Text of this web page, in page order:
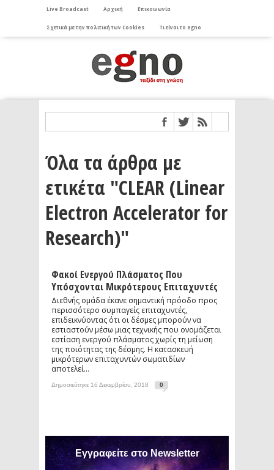
Live Broadcast Αρχική Επικοινωνία
Σχετικά με την πολιτική των Cookies Τι είναι το egno
Όλα τα άρθρα με
ετικέτα "CLEAR (Linear
Electron Accelerator for
Research)"
Φακοί Ενεργού Πλάσματος Που
Υπόσχονται Μικρότερους Επιταχυντές
Διεθνής ομάδα έκανε σημαντική πρόοδο προς
περισσότερο συμπαγείς επιταχυντές,
επιδεικνύοντας ότι οι δέσμες μπορούν να
εστιαστούν μέσω μιας τεχνικής που ονομάζεται
εστίαση ενεργού πλάσματος χωρίς τη μείωση
της ποιότητας της δέσμης. Η κατασκευή
μικρότερων επιταχυντών σωματιδίων
αποτελεί...
Δημοσιεύτηκε 16 Δεκεμβρίου, 2018 0
Εγγραφείτε στο Newsletter